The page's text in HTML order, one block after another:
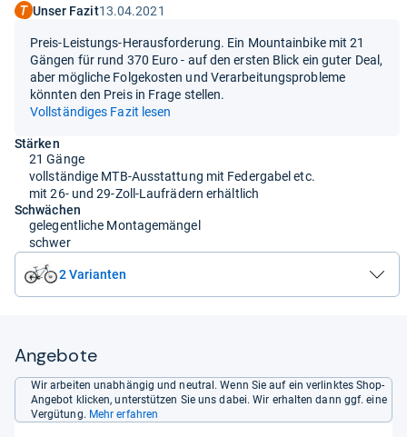
Unser Fazit13.04.2021
Preis-Leistungs-Herausforderung. Ein Mountainbike mit 21
Gängen für rund 370 Euro - auf den ersten Blick ein guter Deal,
aber mögliche Folgekosten und Verarbeitungsprobleme
könnten den Preis in Frage stellen.
Vollständiges Fazit lesen
Stärken
21 Gänge
vollständige MTB-Ausstattung mit Federgabel etc.
mit 26- und 29-Zoll-Laufrädern erhältlich
Schwächen
gelegentliche Montagemängel
schwer
2 Varianten
Angebote
Wir arbeiten unabhängig und neutral. Wenn Sie auf ein verlinktes Shop-
Angebot klicken, unterstützen Sie uns dabei. Wir erhalten dann ggf. eine
Vergütung. Mehr erfahren